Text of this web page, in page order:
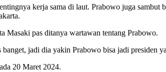
kerja sama di laut. Prabowo juga sambut
Masaki pas ditanya wartawan tentang Prabowo.
jadi dia yakin Prabowo bisa jadi presiden
20 Maret 2024.